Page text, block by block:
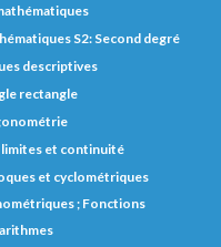
S2: Second degré
descriptives
rectangle
et continuité
et cyclométriques
; Fonctions